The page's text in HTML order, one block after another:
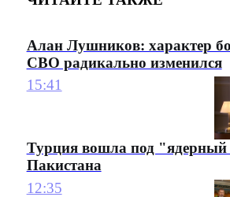
Алан Лушников: характер
СВО радикально изменился
15:41
Турция вошла под "ядерный
Пакистана
12:35